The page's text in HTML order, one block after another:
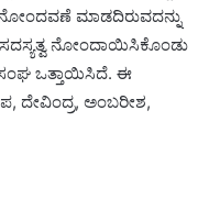
ಮಾಡದಿರುವದನ್ನು
ನೋಂದಾಯಿಸಿಕೊಂಡು
ಒತ್ತಾಯಿಸಿದೆ. ಈ
ದೇವಿಂದ್ರ, ಅಂಬರೀಶ,